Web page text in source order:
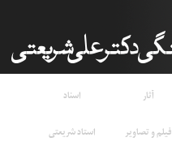
آثار
اسناد
فیلم و تصاویر
استاد شریعتی